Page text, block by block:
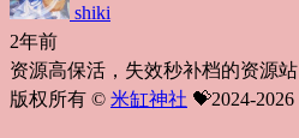
shiki
2年前
资源高保活，失效秒补档的资源站
版权所有 © 米缸神社 💝2024-2026